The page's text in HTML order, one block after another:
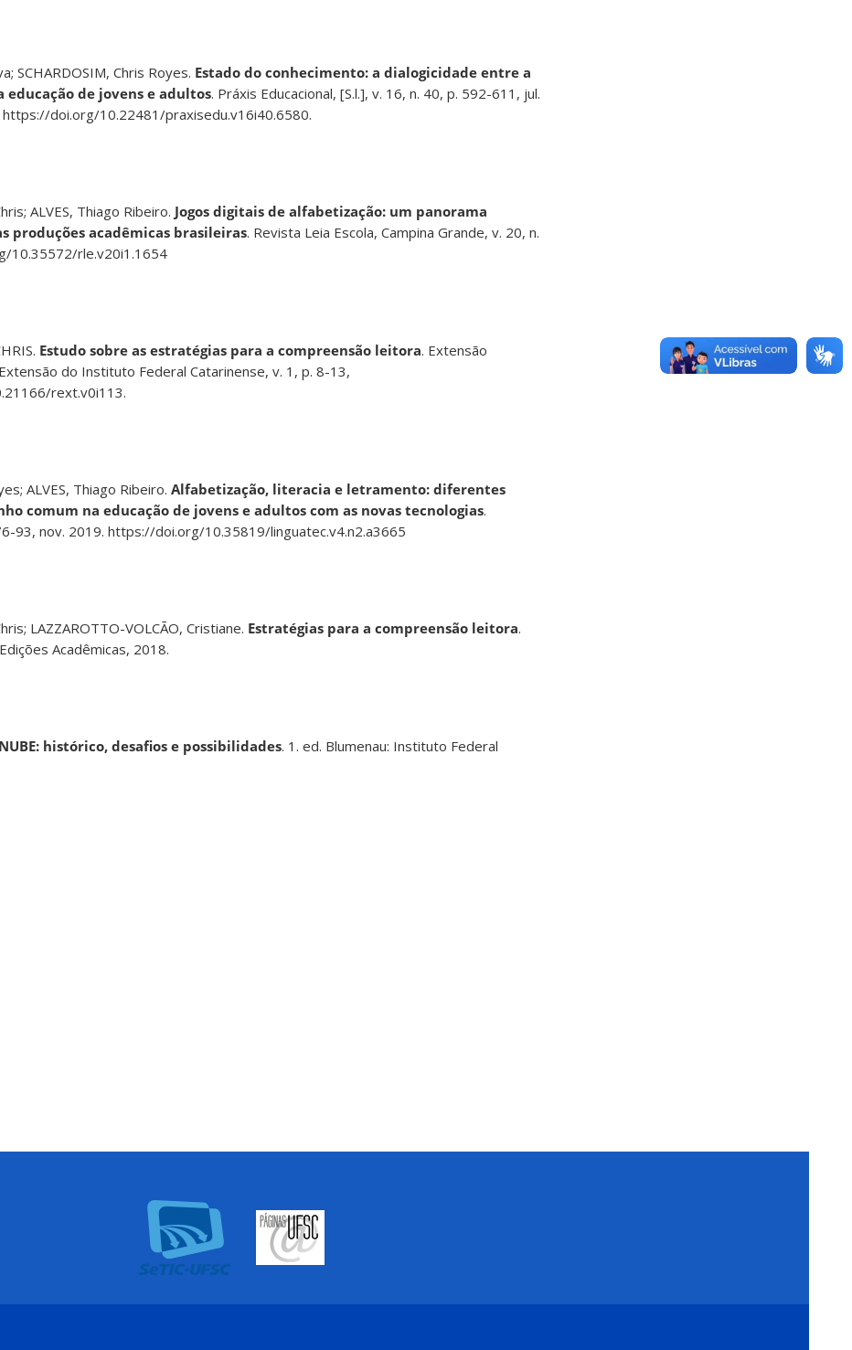
SCHARDOSIM, Chris Royes. Estado do conhecimento: a dialogicidade entre a
educação de jovens e adultos. Práxis Educacional, [S.l.], v. 16, n. 40, p. 592-611, jul.
doi.org/10.22481/praxisedu.v16i40.6580.
ALVES, Thiago Ribeiro. Jogos digitais de alfabetização: um panorama
produções acadêmicas brasileiras. Revista Leia Escola, Campina Grande, v. 20, n.
10.35572/rle.v20i1.1654
Estudo sobre as estratégias para a compreensão leitora. Extensão
do Instituto Federal Catarinense, v. 1, p. 8-13,
rext.v0i113.
ALVES, Thiago Ribeiro. Alfabetização, literacia e letramento: diferentes
comum na educação de jovens e adultos com as novas tecnologias.
93, nov. 2019. https://doi.org/10.35819/linguatec.v4.n2.a3665
LAZZAROTTO-VOLCÃO, Cristiane. Estratégias para a compreensão leitora.
Acadêmicas, 2018.
NUBE: histórico, desafios e possibilidades. 1. ed. Blumenau: Instituto Federal